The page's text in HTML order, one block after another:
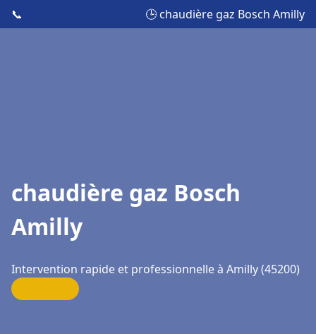
📞 🕒 chaudière gaz Bosch Amilly
chaudière gaz Bosch
Amilly
Intervention rapide et professionnelle à Amilly (45200)